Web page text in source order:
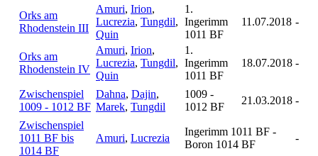
Orks am
Rhodenstein III
Amuri, Irion,
Lucrezia, Tungdil,
Quin
1.
Ingerimm
1011 BF
11.07.2018 -
Orks am
Rhodenstein IV
Amuri, Irion,
Lucrezia, Tungdil,
Quin
1.
Ingerimm
1011 BF
18.07.2018 -
Zwischenspiel
1009 - 1012 BF
Dahna, Dajin,
Marek, Tungdil
1009 -
1012 BF
21.03.2018 -
Zwischenspiel
1011 BF bis
1014 BF
Amuri, Lucrezia
Ingerimm 1011 BF -
Boron 1014 BF
-